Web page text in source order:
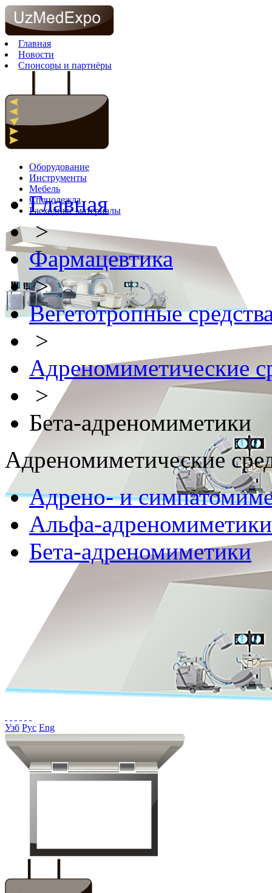
Главная
Новости
Спонсоры и партнёры
Оборудование
Инструменты
Мебель
Спецодежда
Расходные материалы
Узб Рус Eng
Главная
>
Фармацевтика
>
Вегетотропные
>
Адреномиметические
>
Бета-адреномиметики
Адреномиметические
Адрено- и
Альфа-адреномиметики
Бета-адреномиметики